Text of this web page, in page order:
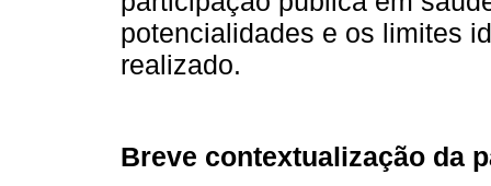
potencialidades e os limites
realizado.
Breve contextualização da